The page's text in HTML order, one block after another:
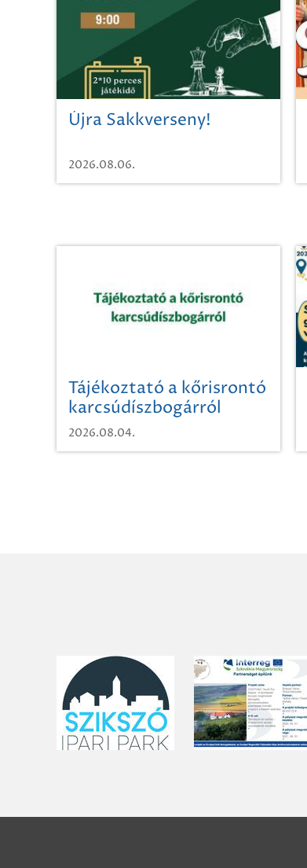
Újra Sakkverseny!
2026.08.06.
Tájékoztató a kőrisrontó
karcsúdíszbogárról
2026.08.04.